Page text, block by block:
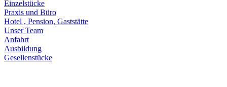
Einzelstücke
Praxis und Büro
Hotel , Pension, Gaststätte
Unser Team
Anfahrt
Ausbildung
Gesellenstücke